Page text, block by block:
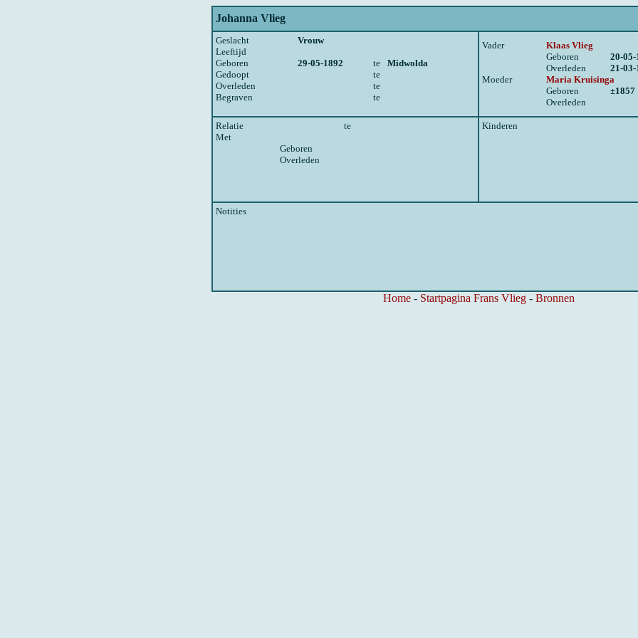
Johanna Vlieg
Geslacht
Vrouw
Leeftijd
Geboren
29-05-1892 te
Midwolda
Gedoopt
te
Overleden
te
Begraven
te
Vader
Klaas Vlieg
Geboren
20-05-
Overleden
21-03-
Moeder
Maria Kruisinga
Geboren
±1857
Overleden
Relatie
te
Met
Geboren
Overleden
Kinderen
Notities
Home- Startpagina Frans Vlieg- Bronnen